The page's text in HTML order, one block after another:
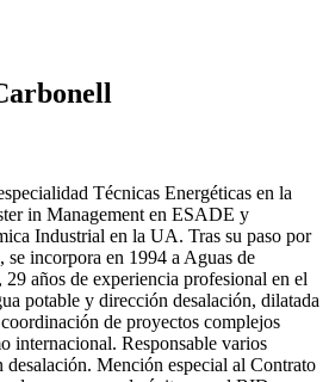
Técnicas Energéticas en la
in Management en ESADE y
Industrial en la UA. Tras su paso por
incorpora en 1994 a Aguas de
años de experiencia profesional en el
potable y dirección desalación, dilatada
de proyectos complejos
internacional. Responsable varios
Mención especial al Contrato